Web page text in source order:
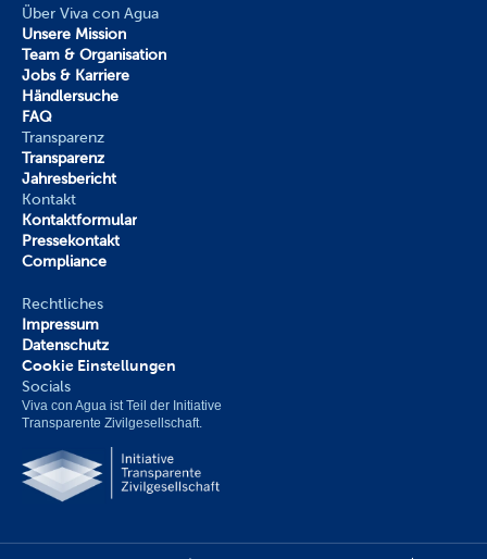
Über Viva con Agua
Unsere Mission
Team & Organisation
Jobs & Karriere
Händlersuche
FAQ
Transparenz
Transparenz
Jahresbericht
Kontakt
Kontaktformular
Pressekontakt
Compliance
Rechtliches
Impressum
Datenschutz
Cookie Einstellungen
Socials
Viva con Agua ist Teil der Initiative
Transparente Zivilgesellschaft.